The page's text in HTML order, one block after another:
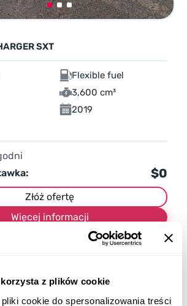
z plików cookie
cookie do spersonalizowania treści
SXT
Flexible fuel
3,600 cm³
2019
$0
Złóż ofertę
Więcej informacji